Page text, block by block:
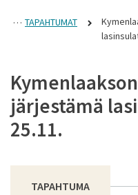
TAPAHTUMAT
järjestämä
25.11.
TAPAHTUMA